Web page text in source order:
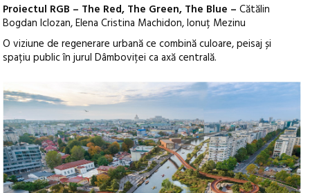
Proiectul RGB – The Red, The Green, The Blue – Cătălin
Bogdan Iclozan, Elena Cristina Machidon, Ionuț Mezinu
O viziune de regenerare urbană ce combină culoare, peisaj și
spațiu public în jurul Dâmboviței ca axă centrală.